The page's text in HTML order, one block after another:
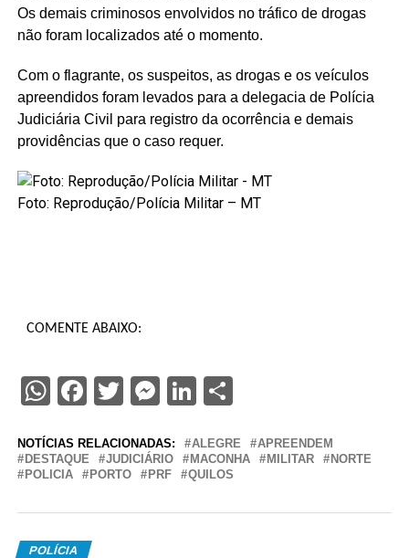
Os demais criminosos envolvidos no tráfico de drogas
não foram localizados até o momento.
Com o flagrante, os suspeitos, as drogas e os veículos
apreendidos foram levados para a delegacia de Polícia
Judiciária Civil para registro da ocorrência e demais
providências que o caso requer.
Foto: Reprodução/Polícia Militar – MT
COMENTE ABAIXO:
WhatsApp
Facebook
Twitter
Messenger
LinkedIn
Share
NOTÍCIAS RELACIONADAS: ALEGRE
APREENDEM
DESTAQUE
JUDICIÁRIO MACONHA MILITAR
NORTE
POLICIA
PORTO PRF QUILOS
POLÍCIA